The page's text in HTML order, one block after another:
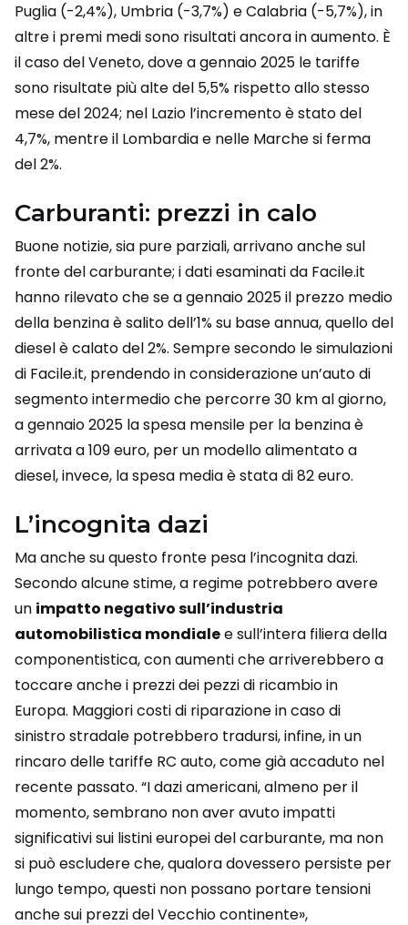
Puglia (-2,4%), Umbria (-3,7%) e Calabria (-5,7%), in
altre i premi medi sono risultati ancora in aumento. È
il caso del Veneto, dove a gennaio 2025 le tariffe
sono risultate più alte del 5,5% rispetto allo stesso
mese del 2024; nel Lazio l’incremento è stato del
4,7%, mentre il Lombardia e nelle Marche si ferma
del 2%.
Carburanti: prezzi in calo
Buone notizie, sia pure parziali, arrivano anche sul
fronte del carburante; i dati esaminati da Facile.it
hanno rilevato che se a gennaio 2025 il prezzo medio
della benzina è salito dell’1% su base annua, quello del
diesel è calato del 2%. Sempre secondo le simulazioni
di Facile.it, prendendo in considerazione un’auto di
segmento intermedio che percorre 30 km al giorno,
a gennaio 2025 la spesa mensile per la benzina è
arrivata a 109 euro, per un modello alimentato a
diesel, invece, la spesa media è stata di 82 euro.
L’incognita dazi
Ma anche su questo fronte pesa l’incognita dazi.
Secondo alcune stime, a regime potrebbero avere
un impatto negativo sull’industria
automobilistica mondialee sull’intera filiera della
componentistica, con aumenti che arriverebbero a
toccare anche i prezzi dei pezzi di ricambio in
Europa. Maggiori costi di riparazione in caso di
sinistro stradale potrebbero tradursi, infine, in un
rincaro delle tariffe RC auto, come già accaduto nel
recente passato. “I dazi americani, almeno per il
momento, sembrano non aver avuto impatti
significativi sui listini europei del carburante, ma non
si può escludere che, qualora dovessero persiste per
lungo tempo, questi non possano portare tensioni
anche sui prezzi del Vecchio continente»,